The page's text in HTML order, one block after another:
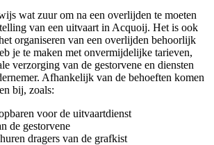
wat zuur om na een overlijden te moeten
van een uitvaart in Acquoij. Het is ook
organiseren van een overlijden behoorlijk
je te maken met onvermijdelijke tarieven,
verzorging van de gestorvene en diensten
Afhankelijk van de behoeften komen
bij, zoals:
voor de uitvaartdienst
de gestorvene
dragers van de grafkist